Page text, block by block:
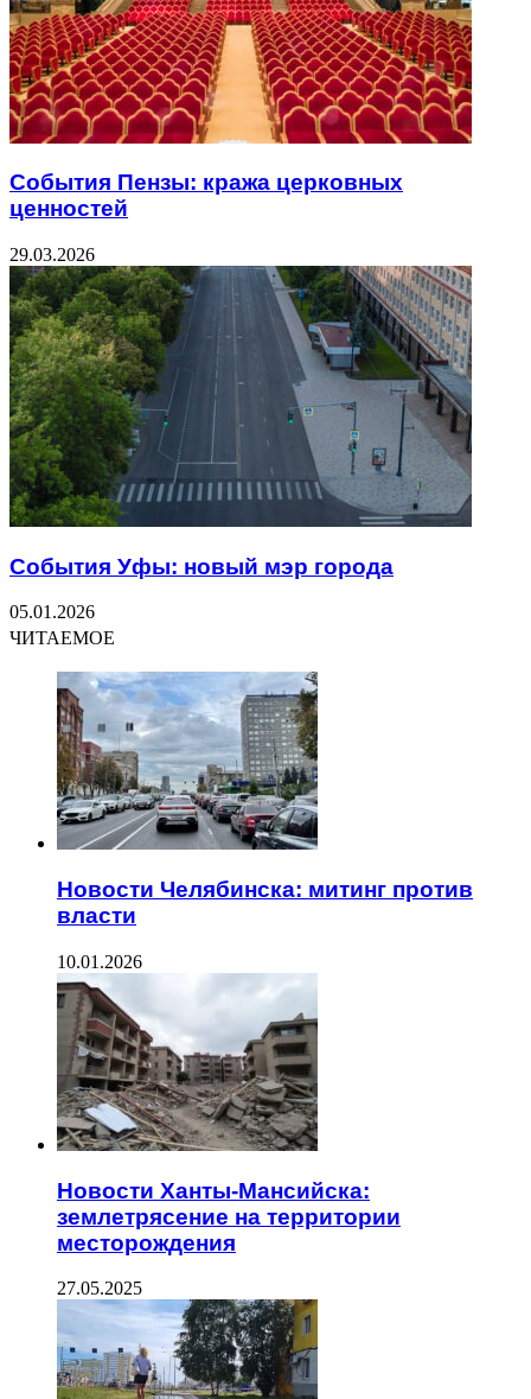
События Пензы: кража церковных
ценностей
29.03.2026
События Уфы: новый мэр города
05.01.2026
ЧИТАЕМОЕ
Новости Челябинска: митинг против
власти
10.01.2026
Новости Ханты-Мансийска:
землетрясение на территории
месторождения
27.05.2025